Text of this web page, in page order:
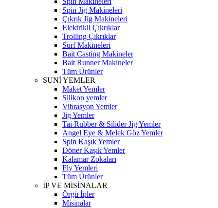
Spin Jig Makineleri
Çıkrık Jig Makineleri
Elektrikli Çıkrıklar
Trolling Çıkrıklar
Surf Makineleri
Bait Casting Makineler
Bait Runner Makineler
Tüm Ürünler
SUNİ YEMLER
Maket Yemler
Silikon yemler
Vibrasyon Yemler
Jig Yemler
Tai Rubber & Silider Jig Yemler
Angel Eye & Melek Göz Yemler
Spin Kaşık Yemler
Döner Kaşık Yemler
Kalamar Zokaları
Fly Yemleri
Tüm Ürünler
İP VE MİSİNALAR
Örgü İpler
Misinalar